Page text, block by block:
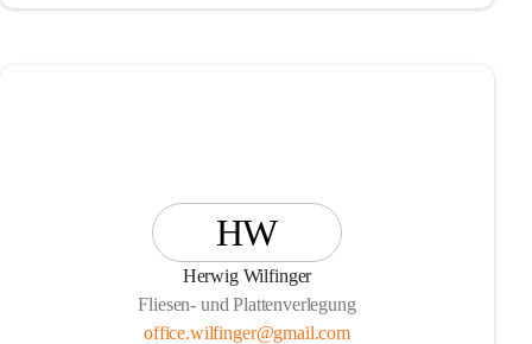
HW
Herwig Wilfinger
Fliesen- und Plattenverlegung
office.wilfinger@gmail.com